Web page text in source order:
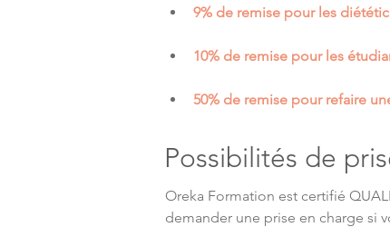
9% de remise pour les
10% de remise pour les
50% de remise pour refaire
Possibilités de
Oreka Formation est certifié
demander une prise en charge si